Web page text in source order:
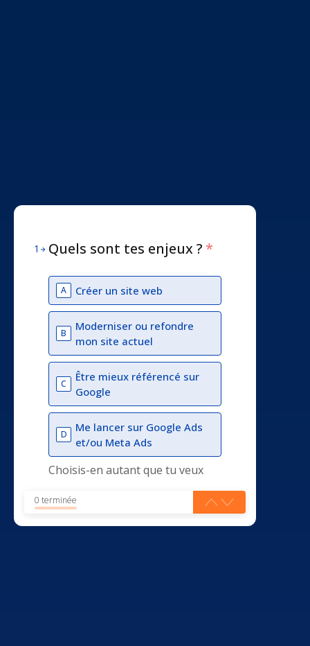
1 Quels sont tes enjeux ? *
A Créer un site web
B
Moderniser ou refondre
mon site actuel
C
Être mieux référencé sur
Google
D
Me lancer sur Google Ads
et/ou Meta Ads
Choisis-en autant que tu veux
0 terminée